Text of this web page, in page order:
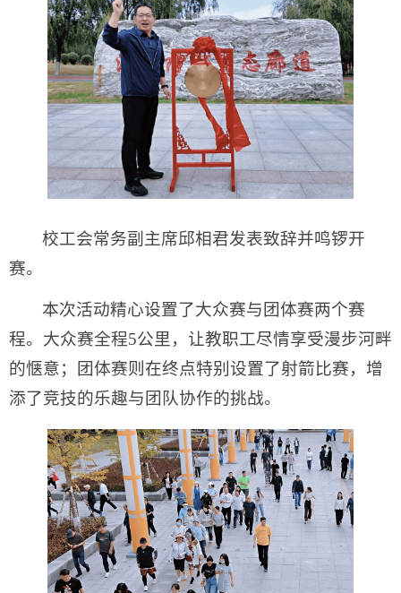
校工会常务副主席邱相君发表致辞并鸣锣开
赛。
本次活动精心设置了大众赛与团体赛两个赛
程。大众赛全程5公里，让教职工尽情享受漫步河畔
的惬意；团体赛则在终点特别设置了射箭比赛，增
添了竞技的乐趣与团队协作的挑战。